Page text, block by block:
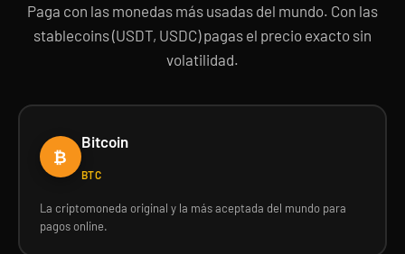
Paga con las monedas más usadas del mundo. Con las
stablecoins (USDT, USDC) pagas el precio exacto sin
volatilidad.
₿
Bitcoin
BTC
La criptomoneda original y la más aceptada del mundo para
pagos online.